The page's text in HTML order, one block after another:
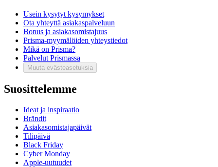
Usein kysytyt kysymykset
Ota yhteyttä asiakaspalveluun
Bonus ja asiakasomistajuus
Prisma-myymälöiden yhteystiedot
Mikä on Prisma?
Palvelut Prismassa
Muuta evästeasetuksia
Suosittelemme
Ideat ja inspiraatio
Brändit
Asiakasomistajapäivät
Tilipäivä
Black Friday
Cyber Monday
Apple-uutuudet